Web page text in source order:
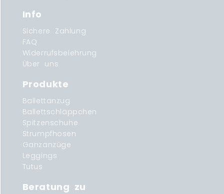
Info
Sichere Zahlung
FAQ
Widerrufsbelehrung
Über uns
Produkte
Ballettanzug
Ballettschläppchen
Spitzenschuhe
Strumpfhosen
Ganzanzüge
Leggings
Tutus
Beratung zu